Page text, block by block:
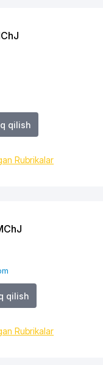
qilish
Rubrikalar
qilish
Rubrikalar